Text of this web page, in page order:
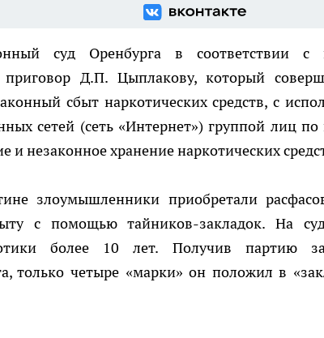
суд Оренбурга в соответствии с
Д.П. Цыплакову, который
сбыт наркотических средств, с
сетей (сеть «Интернет») группой лиц по
и незаконное хранение наркотических
злоумышленники приобретали
с помощью тайников-закладок. На
более 10 лет. Получив партию
только четыре «марки» он положил в